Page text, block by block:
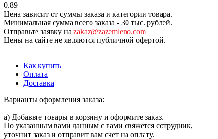
0.89
Цена зависит от суммы заказа и категории товара.
Минимальная сумма всего заказа - 30 тыс. рублей.
Отправьте заявку на zakaz@zazemleno.com
Цены на сайте не являются публичной офертой.
Как купить
Оплата
Доставка
Варианты оформления заказа:
а) Добавьте товары в корзину и оформите заказ.
По указанным вами данным с вами свяжется сотрудник,
уточнит заказ и отправит вам счет на оплату.